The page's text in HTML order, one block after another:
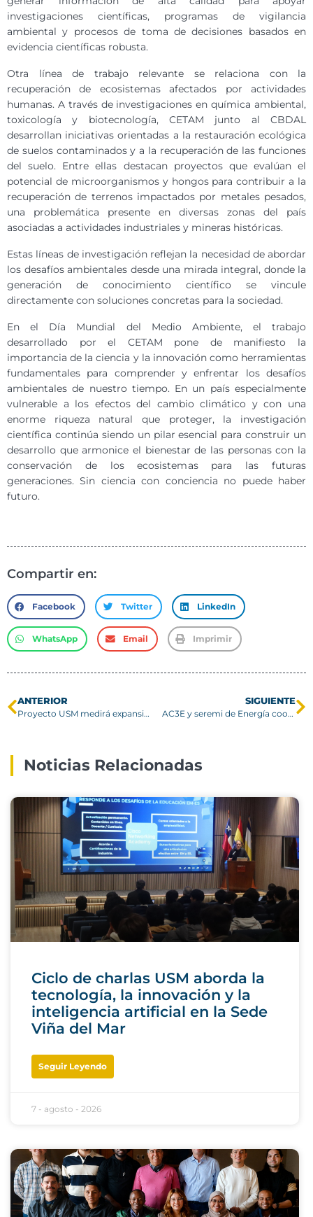
investigaciones científicas, programas de vigilancia
ambiental y procesos de toma de decisiones basados en
evidencia científicas robusta.
Otra línea de trabajo relevante se relaciona con la
recuperación de ecosistemas afectados por actividades
humanas. A través de investigaciones en química ambiental,
toxicología y biotecnología, CETAM junto al CBDAL
desarrollan iniciativas orientadas a la restauración ecológica
de suelos contaminados y a la recuperación de las funciones
del suelo. Entre ellas destacan proyectos que evalúan el
potencial de microorganismos y hongos para contribuir a la
recuperación de terrenos impactados por metales pesados,
una problemática presente en diversas zonas del país
asociadas a actividades industriales y mineras históricas.
Estas líneas de investigación reflejan la necesidad de abordar
los desafíos ambientales desde una mirada integral, donde la
generación de conocimiento científico se vincule
directamente con soluciones concretas para la sociedad.
En el Día Mundial del Medio Ambiente, el trabajo
desarrollado por el CETAM pone de manifiesto la
importancia de la ciencia y la innovación como herramientas
fundamentales para comprender y enfrentar los desafíos
ambientales de nuestro tiempo. En un país especialmente
vulnerable a los efectos del cambio climático y con una
enorme riqueza natural que proteger, la investigación
científica continúa siendo un pilar esencial para construir un
desarrollo que armonice el bienestar de las personas con la
conservación de los ecosistemas para las futuras
generaciones. Sin ciencia con conciencia no puede haber
futuro.
Compartir en:
Facebook Twitter LinkedIn
WhatsApp Email Imprimir
ANTERIOR
Proyecto USM medirá expansión del universo con datos de observatorio Rubin
SIGUIENTE
AC3E y seremi de Energía coordinan acciones para impulsar electromovilidad regional
Noticias Relacionadas
Ciclo de charlas USM aborda la
tecnología, la innovación y la
inteligencia artificial en la Sede
Viña del Mar
Seguir Leyendo
7 - agosto - 2026